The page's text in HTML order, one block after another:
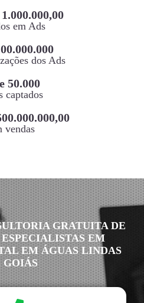
em Ads
dos Ads
50.000
captados
vendas
GRATUITA DE
EM
EM ÁGUAS LINDAS
GOIÁS